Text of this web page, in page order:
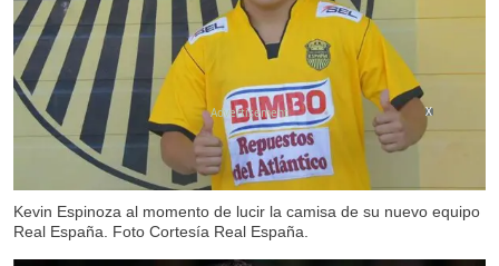
Kevin Espinoza al momento de lucir la camisa de su nuevo equipo
Real España. Foto Cortesía Real España.
X